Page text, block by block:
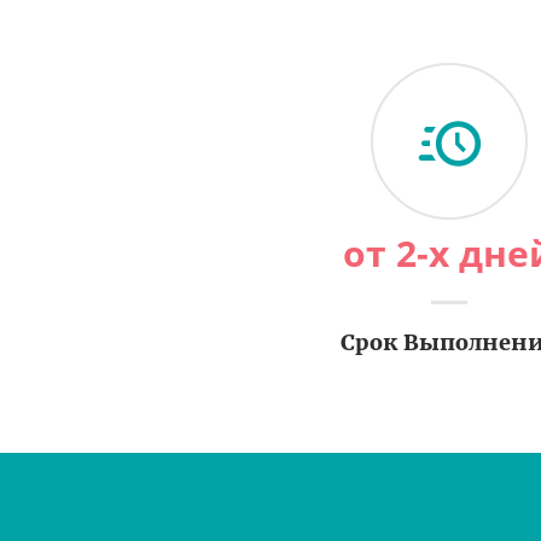
от 2-х
Срок